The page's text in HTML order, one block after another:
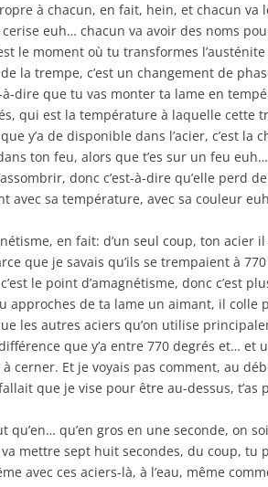
à chacun, en fait, hein, et chacun
euh… chacun va avoir des noms
le moment où tu transformes
la trempe, c’est un changement de
à-dire que tu vas monter ta lame en
qui est la température à laquelle cette
y’a de disponible dans l’acier, c’est la
ton feu, alors que t’es sur un feu
donc c’est-à-dire qu’elle perd
avec sa température, avec sa couleur
en fait: d’un seul coup, ton acier
que je savais qu’ils se trempaient à
le point d’amagnétisme, donc c’est
approches de ta lame un aimant, il colle
les autres aciers qu’on utilise
que y’a entre 770 degrés et… et
cerner. Et je voyais pas comment, au
fallait que je vise pour être au-dessus,
qu’en… qu’en gros en une seconde, on
mettre sept huit secondes, du coup, tu
avec ces aciers-là, à l’eau, même